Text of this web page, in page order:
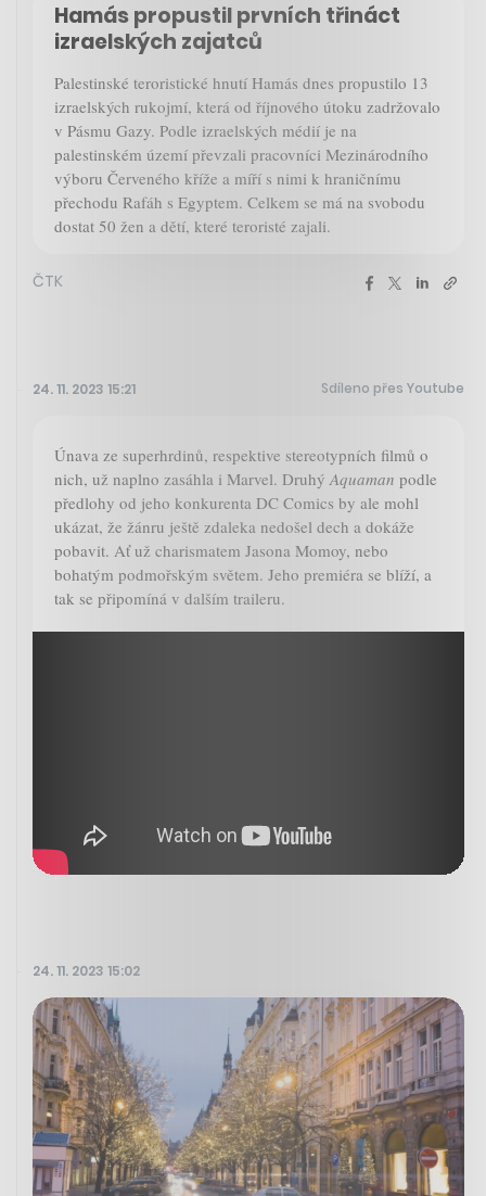
Hamás propustil prvních třináct
izraelských zajatců
Palestinské teroristické hnutí Hamás dnes propustilo 13
izraelských rukojmí, která od říjnového útoku zadržovalo
v Pásmu Gazy. Podle izraelských médií je na
palestinském území převzali pracovníci Mezinárodního
výboru Červeného kříže a míří s nimi k hraničnímu
přechodu Rafáh s Egyptem. Celkem se má na svobodu
dostat 50 žen a dětí, které teroristé zajali.
ČTK
24. 11. 2023 15:21 Sdíleno přes Youtube
Únava ze superhrdinů, respektive stereotypních filmů o
nich, už naplno zasáhla i Marvel. DruhýAquaman podle
předlohy od jeho konkurenta DC Comics by ale mohl
ukázat, že žánru ještě zdaleka nedošel dech a dokáže
pobavit. Ať už charismatem Jasona Momoy, nebo
bohatým podmořským světem. Jeho premiéra se blíží, a
tak se připomíná v dalším traileru.
24. 11. 2023 15:02